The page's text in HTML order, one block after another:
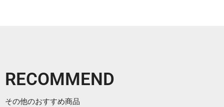
RECOMMEND
その他のおすすめ商品